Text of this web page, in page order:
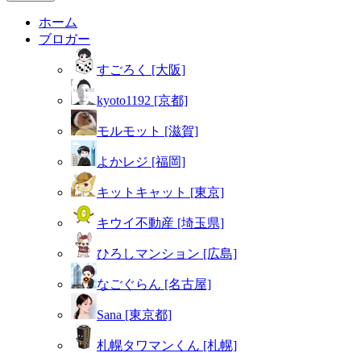
ホーム
ブロガー
すごろく [大阪]
kyoto1192 [京都]
モルモット [滋賀]
よかレジ [福岡]
キットキャット [東京]
キウイ不動産 [埼玉県]
ひろしマンション [広島]
なごぐらん [名古屋]
Sana [東京都]
札幌タワマンくん [札幌]